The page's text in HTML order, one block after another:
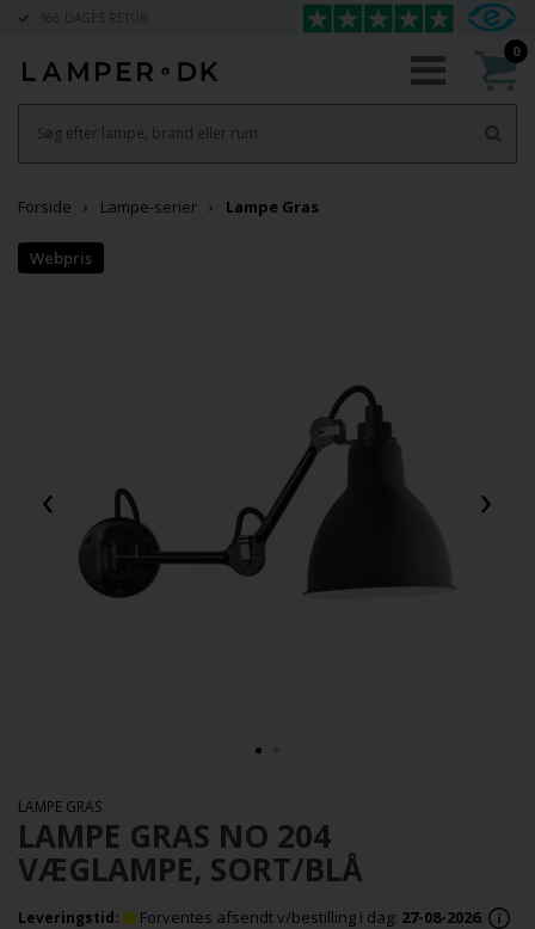
366 DAGES RETUR
0
Forside Lampe-serier Lampe Gras
‹ ›
LAMPE GRAS
LAMPE GRAS NO 204
VÆGLAMPE, SORT/BLÅ
Leveringstid: Forventes afsendt v/bestilling i dag: 27-08-2026.